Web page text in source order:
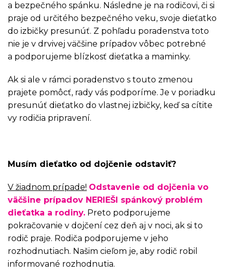
a bezpečného spánku. Následne je na rodičovi, či si
praje od určitého bezpečného veku, svoje dieťatko
do izbičky presunúť. Z pohľadu poradenstva toto
nie je v drvivej väčšine prípadov vôbec potrebné
a podporujeme blízkosť dieťatka a maminky.
Ak si ale v rámci poradenstvo s touto zmenou
prajete pomôcť, rady vás podporíme. Je v poriadku
presunúť dieťatko do vlastnej izbičky, keď sa cítite
vy rodičia pripravení.
Musím dieťatko od dojčenie odstaviť?
V žiadnom prípade! Odstavenie od dojčenia vo
väčšine prípadov NERIEŠI spánkový problém
dieťatka a rodiny. Preto podporujeme
pokračovanie v dojčení cez deň aj v noci, ak si to
rodič praje. Rodiča podporujeme v jeho
rozhodnutiach. Našim cieľom je, aby rodič robil
informované rozhodnutia.